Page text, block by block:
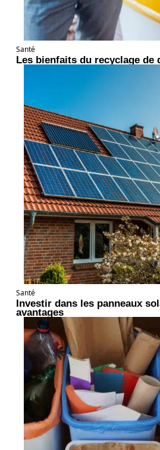
Santé
Les bienfaits du recyclage de
Santé
Investir dans les panneaux
avantages